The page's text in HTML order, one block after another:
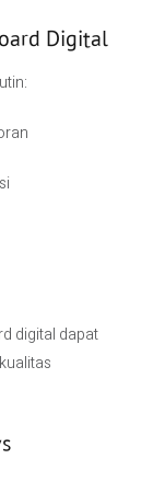
Digital
digital dapat